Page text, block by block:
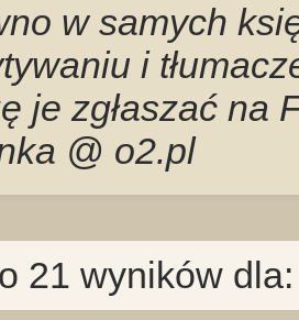
w samych
i
je zgłaszać na
@ o2.pl
21 wyników